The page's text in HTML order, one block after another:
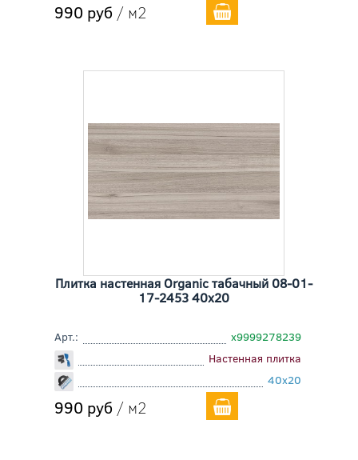
990 руб / м2
Плитка настенная Organic табачный 08-01-
17-2453 40x20
Арт.:
х9999278239
Настенная плитка
40x20
990 руб / м2